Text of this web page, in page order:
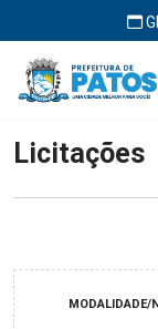
Início Licitações
Licitações
MODALIDADE/